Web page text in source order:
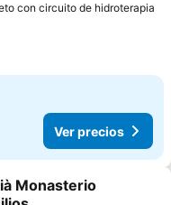
con circuito de hidroterapia
Ver precios
a favoritos
Monasterio